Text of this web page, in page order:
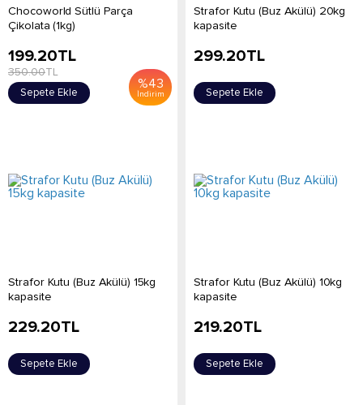
Chocoworld Sütlü Parça
Çikolata (1kg)
%43
İndirim
199.20TL
350.00TL
Sepete Ekle
Strafor Kutu (Buz Akülü) 20kg
kapasite
299.20TL
Sepete Ekle
Strafor Kutu (Buz Akülü) 15kg
kapasite
229.20TL
Sepete Ekle
Strafor Kutu (Buz Akülü) 10kg
kapasite
219.20TL
Sepete Ekle